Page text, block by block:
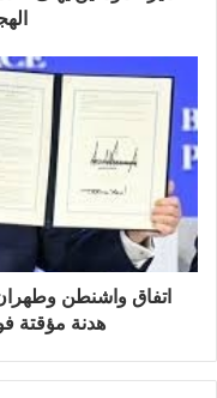
اتفاق واشنطن
هدنة مؤقتة